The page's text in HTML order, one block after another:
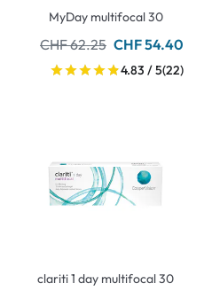
MyDay multifocal 30
CHF 62.25 CHF 54.40
4.83 / 5(22)
clariti 1 day multifocal 30